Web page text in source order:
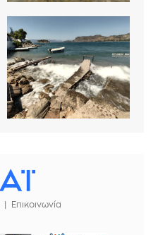
Επικοινωνία